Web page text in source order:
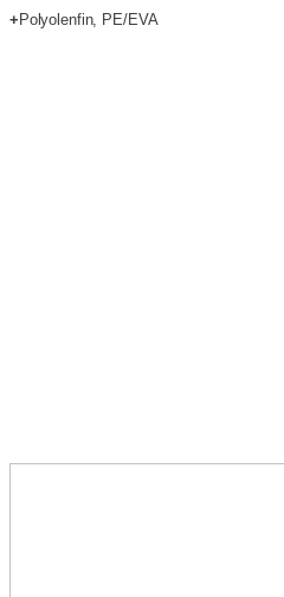
+ Polyolenfin, PE/EVA